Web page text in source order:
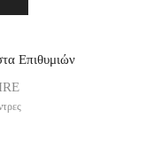
Επιθυμιών